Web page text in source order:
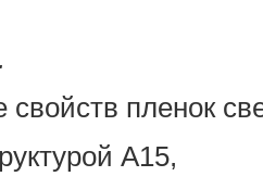
свойств пленок
А15,